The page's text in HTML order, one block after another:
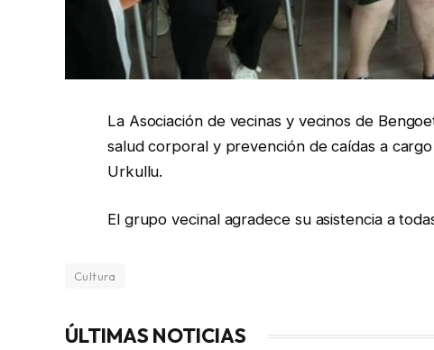
La Asociación de vecinas y vecinos de
salud corporal y prevención de caídas a
Urkullu.
El grupo vecinal agradece su asistencia a
Cultura
ÚLTIMAS NOTICIAS